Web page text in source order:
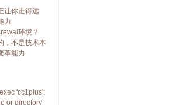
让你走得远
力
环境？
，不是技术本
革能力
'cc1plus':
or directory